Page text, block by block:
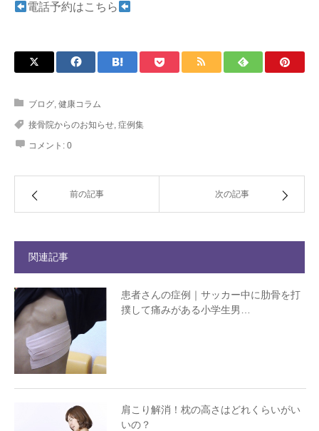
電話予約はこちら
ブログ, 健康コラム
接骨院からのお知らせ, 症例集
コメント: 0
前の記事 次の記事
関連記事
患者さんの症例｜サッカー中に肋骨を打
撲して痛みがある小学生男…
肩こり解消！枕の高さはどれくらいがい
いの？